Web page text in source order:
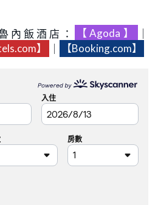
內飯酒店： 【Agoda】
】 【Booking.com】